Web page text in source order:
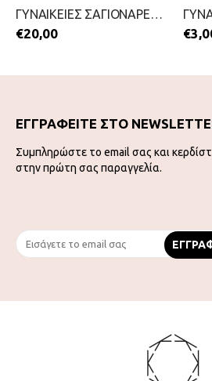
ΓΥΝΑΙΚΕΙΕΣ ΣΑΓΙΟΝΑΡΕΣ-HAVAIANAS-2199-0255-ΜΑΥΡΟ
€20,00 €
ΕΓΓΡΑΦΕΙΤΕ ΣΤΟ
Συμπληρώστε το email σας και
στην πρώτη σας παραγγελία.